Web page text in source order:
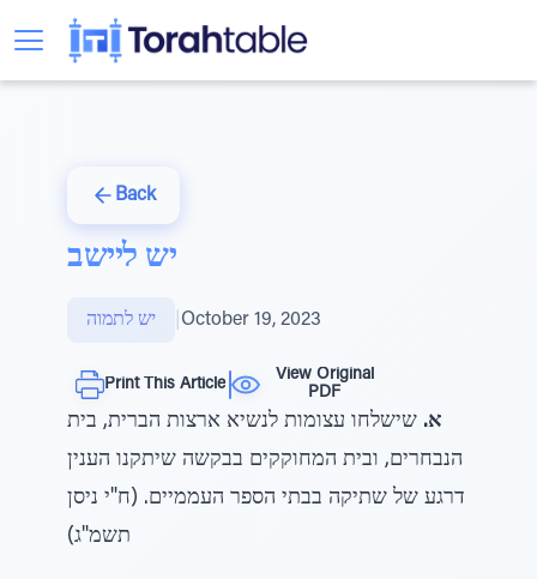
Back
יש ליישב
יש לתמוה October 19, 2023
Print This Article
View Original
PDF
א. שישלחו עצומות לנשיא ארצות הברית, בית
הנבחרים, ובית המחוקקים בבקשה שיתקנו הענין
דרגע של שתיקה בבתי הספר העממיים. (ח"י ניסן
תשמ"ג)